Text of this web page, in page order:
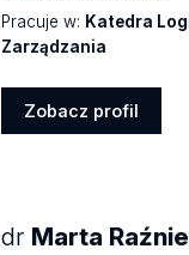
Pracuje w: Katedra
Zarządzania
Zobacz profil
dr Marta